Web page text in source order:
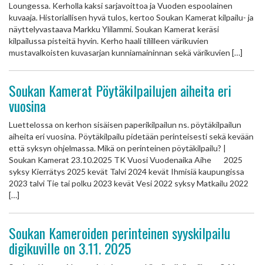
Loungessa. Kerholla kaksi sarjavoittoa ja Vuoden espoolainen
kuvaaja. Historiallisen hyvä tulos, kertoo Soukan Kamerat kilpailu- ja
näyttelyvastaava Markku Ylilammi. Soukan Kamerat keräsi
kilpailussa pisteitä hyvin. Kerho haali tililleen värikuvien
mustavalkoisten kuvasarjan kunniamaininnan sekä värikuvien […]
Soukan Kamerat Pöytäkilpailujen aiheita eri
vuosina
Luettelossa on kerhon sisäisen paperikilpailun ns. pöytäkilpailun
aiheita eri vuosina. Pöytäkilpailu pidetään perinteisesti sekä kevään
että syksyn ohjelmassa. Mikä on perinteinen pöytäkilpailu? |
Soukan Kamerat 23.10.2025 TK Vuosi Vuodenaika Aihe 2025
syksy Kierrätys 2025 kevät Talvi 2024 kevät Ihmisiä kaupungissa
2023 talvi Tie tai polku 2023 kevät Vesi 2022 syksy Matkailu 2022
[…]
Soukan Kameroiden perinteinen syyskilpailu
digikuville on 3.11. 2025